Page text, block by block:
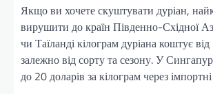
Якщо ви хочете скуштувати дуріан,
вирушити до країн Південно-Східної
чи Таїланді кілограм дуріана коштує
залежно від сорту та сезону. У
до 20 доларів за кілограм через